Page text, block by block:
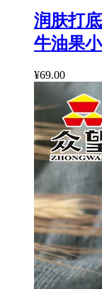
润肤打
牛油果
¥69.00